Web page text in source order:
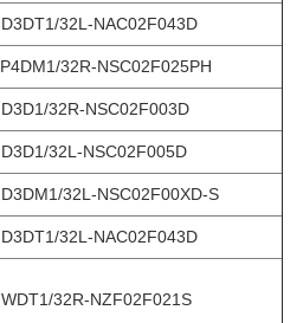
32L-NAC02F043D
32R-NSC02F025PH
32R-NSC02F003D
32L-NSC02F005D
32L-NSC02F00XD-S
32L-NAC02F043D
32R-NZF02F021S